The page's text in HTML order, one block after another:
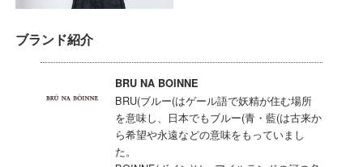
ブランド紹介
BRU NA BOINNE
BRU(ブルー(はゲール語で妖精が住む場所
を意味し、日本でもブルー(青・藍(は古来か
ら希望や永遠などの意味をもっていまし
た。